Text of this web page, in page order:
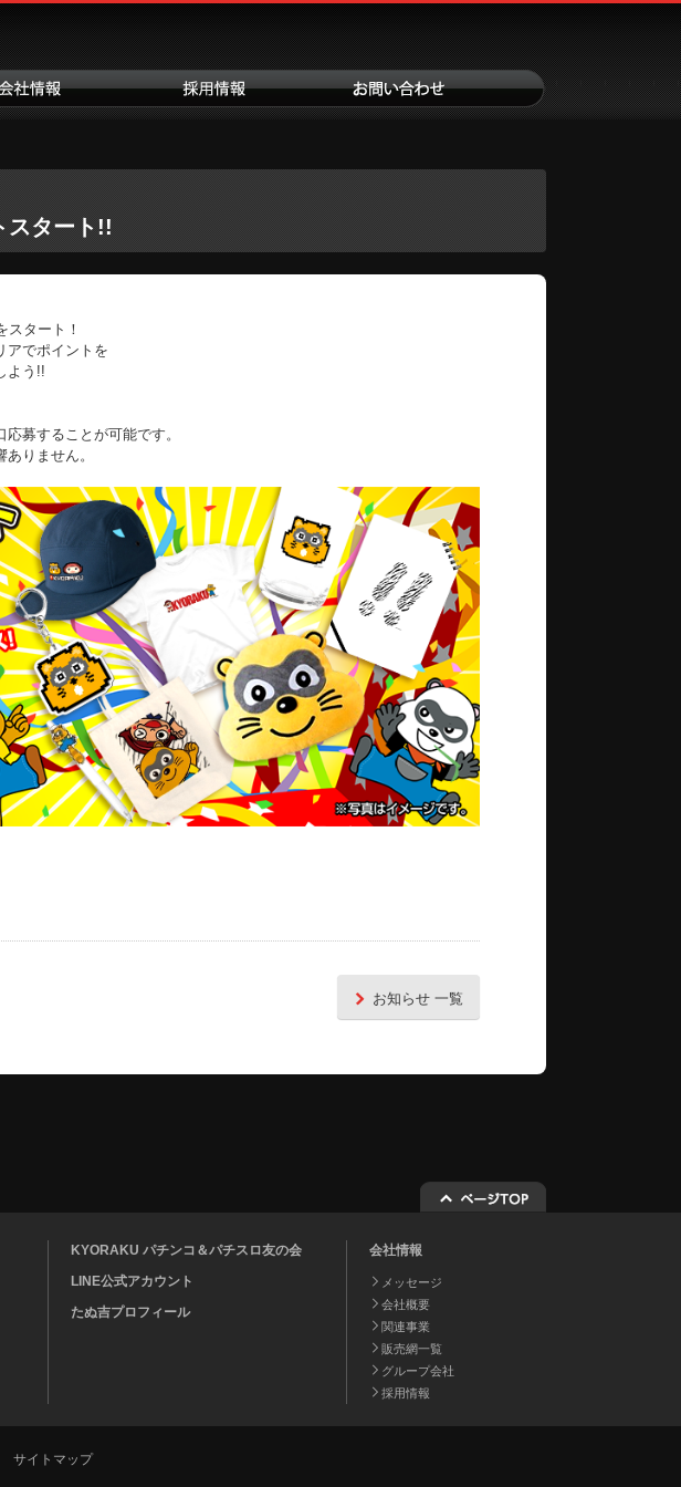
スタート!!
スタート！
アでポイントを
よう!!
募することが可能です。
りません。
お知らせ 一覧
KYORAKU パチンコ＆パチスロ友の会
LINE公式アカウント
たぬ吉プロフィール
会社情報
メッセージ
会社概要
関連事業
販売網一覧
グループ会社
採用情報
サイトマップ